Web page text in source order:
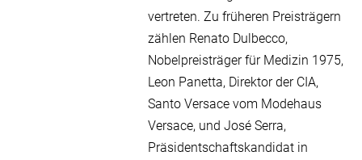
vertreten. Zu früheren Preisträgern
zählen Renato Dulbecco,
Nobelpreisträger für Medizin 1975,
Leon Panetta, Direktor der CIA,
Santo Versace vom Modehaus
Versace, und José Serra,
Präsidentschaftskandidat in